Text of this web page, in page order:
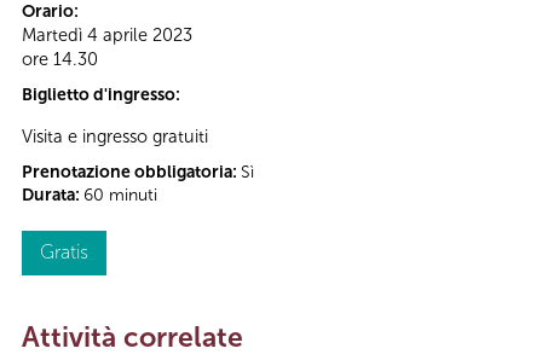
Orario:
Martedì 4 aprile 2023
ore 14.30
Biglietto d'ingresso:
Visita e ingresso gratuiti
Prenotazione obbligatoria: Sì
Durata: 60 minuti
Gratis
Attività correlate